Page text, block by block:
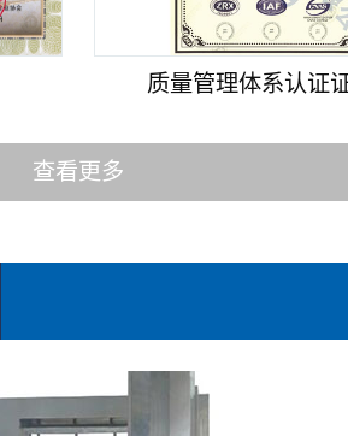
质量管理体系认证
查看更多